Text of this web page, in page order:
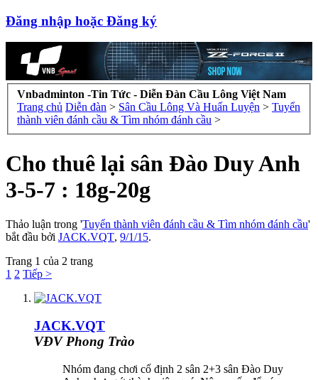
Đăng nhập hoặc Đăng ký
Vnbadminton -Tin Tức - Diễn Đàn Cầu Lông Việt Nam
Trang chủ Diễn đàn > Sân Cầu Lông Và Huấn Luyện > Tuyển
thành viên đánh cầu & Tìm nhóm đánh cầu >
Cho thuê lại sân Đào Duy Anh
3-5-7 : 18g-20g
Thảo luận trong 'Tuyển thành viên đánh cầu & Tìm nhóm đánh cầu'
bắt đầu bởi JACK.VQT, 9/1/15.
Trang 1 của 2 trang
1 2 Tiếp >
JACK.VQT
VĐV Phong Trào
Nhóm đang chơi cố định 2 sân 2+3 sân Đào Duy